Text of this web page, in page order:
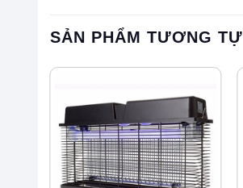
SẢN PHẨM TƯƠNG TỰ